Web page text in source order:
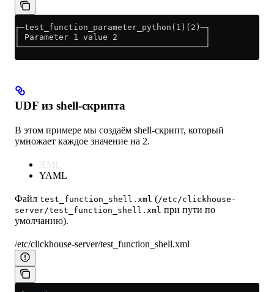
┌─test_function_parameter_python(1)(2)─┐
│ Parameter 1 value 2                  │
└──────────────────────────────────────┘
UDF из shell-скрипта
В этом примере мы создаём shell-скрипт, который
умножает каждое значение на 2.
XML
YAML
Файл test_function_shell.xml (/etc/clickhouse-
server/test_function_shell.xml при пути по
умолчанию).
/etc/clickhouse-server/test_function_shell.xml